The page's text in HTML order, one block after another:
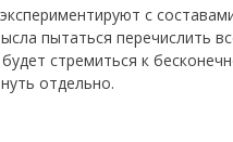
с
пытаться перечислить
стремиться к
отдельно.